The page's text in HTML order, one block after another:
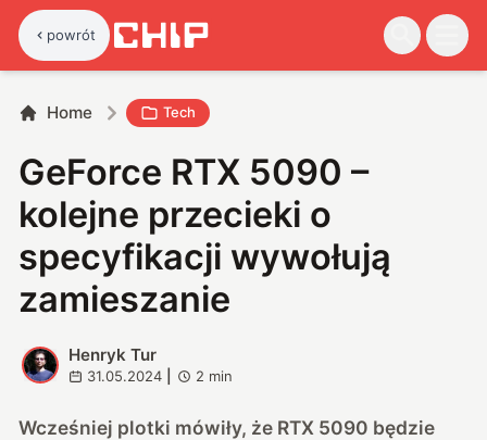
powrót
Home Tech
GeForce RTX 5090 –
kolejne przecieki o
specyfikacji wywołują
zamieszanie
H
Henryk Tur
31.05.2024 2 min
Wcześniej plotki mówiły, że RTX 5090 będzie